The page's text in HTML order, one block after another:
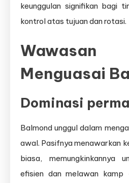
keunggulan signifikan bagi
kontrol atas tujuan dan rotasi.
Wawasan
Menguasai
Dominasi
Balmond unggul dalam
awal. Pasifnya menawarkan
biasa, memungkinkannya
efisien dan melawan